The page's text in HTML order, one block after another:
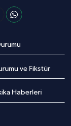
ve Fikstür
Haberleri